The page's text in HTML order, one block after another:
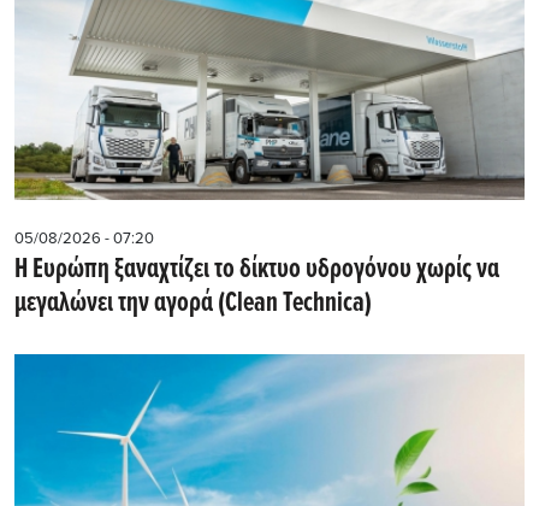
05/08/2026 - 07:20
Η Ευρώπη ξαναχτίζει το δίκτυο υδρογόνου χωρίς να
μεγαλώνει την αγορά (Clean Technica)